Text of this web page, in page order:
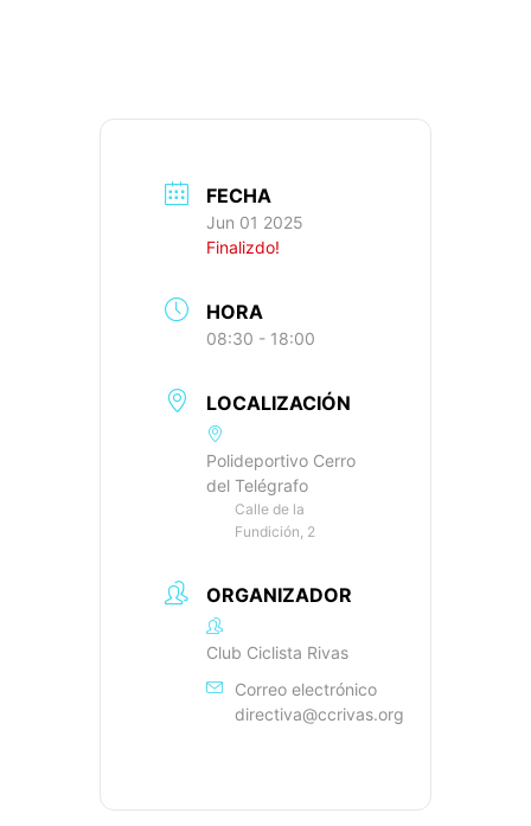
FECHA
Jun 01 2025
Finalizdo!
HORA
08:30 - 18:00
LOCALIZACIÓN
Polideportivo Cerro
del Telégrafo
Calle de la
Fundición, 2
ORGANIZADOR
Club Ciclista Rivas
Correo electrónico
directiva@ccrivas.org